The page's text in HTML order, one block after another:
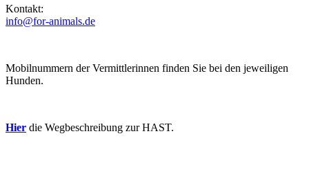
Kontakt:
info@for-animals.de
Mobilnummern der Vermittlerinnen finden Sie bei den jeweiligen
Hunden.
Hier die Wegbeschreibung zur HAST.